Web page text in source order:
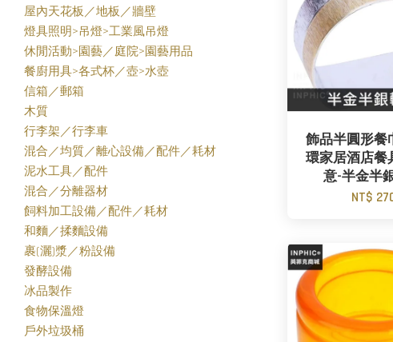
屋內天花板／地板／牆壁
燈具照明>吊燈>工業風吊燈
休閒活動>園藝／庭院>園藝用品
餐廚用具>各式杯／壺>水壺
信箱／郵箱
木質
行李架／行李車
混合／均質／離心設備／配件／耗材
泥水工具／配件
混合／分離器材
飼料加工設備／配件／耗材
和麵／揉麵設備
裹(灑)漿／粉設備
發酵設備
冰品製作
食物保溫燈
戶外垃圾桶
飾品半圓形餐
環家居酒店餐
意-半金半
NT$